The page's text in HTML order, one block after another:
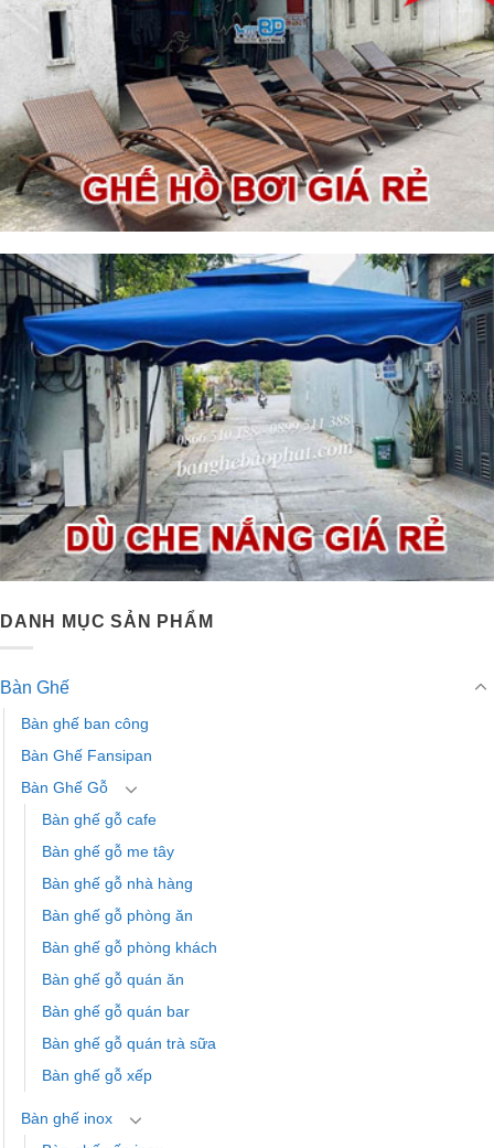
DANH MỤC SẢN PHẨM
Bàn Ghế
Bàn ghế ban công
Bàn Ghế Fansipan
Bàn Ghế Gỗ
Bàn ghế gỗ cafe
Bàn ghế gỗ me tây
Bàn ghế gỗ nhà hàng
Bàn ghế gỗ phòng ăn
Bàn ghế gỗ phòng khách
Bàn ghế gỗ quán ăn
Bàn ghế gỗ quán bar
Bàn ghế gỗ quán trà sữa
Bàn ghế gỗ xếp
Bàn ghế inox